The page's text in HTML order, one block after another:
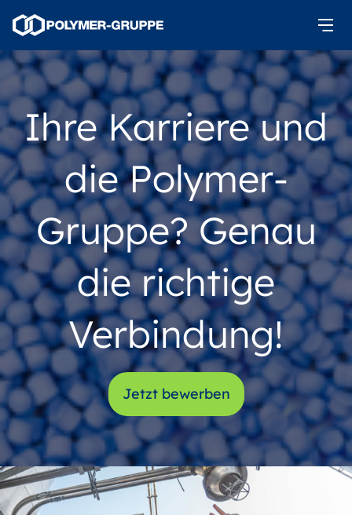
Ihre Karriere und
die Polymer-
Gruppe? Genau
die richtige
Verbindung!
Jetzt bewerben